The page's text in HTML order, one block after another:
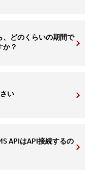
、どのくらいの期間で
か？
い
APIはAPI接続するの